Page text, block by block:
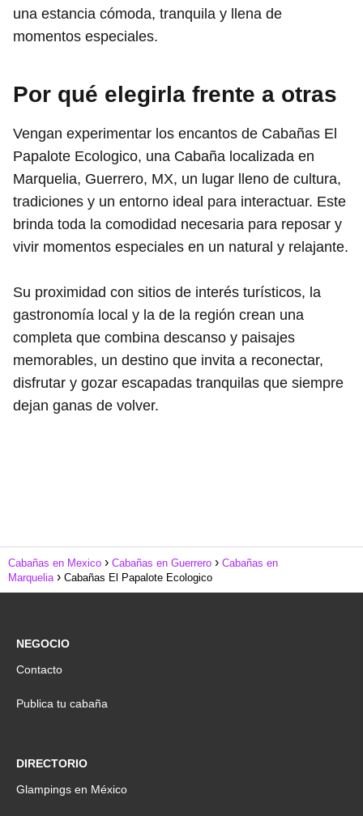
una estancia cómoda, tranquila y llena de
momentos especiales.
Por qué elegirla frente a otras
Vengan experimentar los encantos de Cabañas El
Papalote Ecologico, una Cabaña localizada en
Marquelia, Guerrero, MX, un lugar lleno de cultura,
tradiciones y un entorno ideal para interactuar. Este
brinda toda la comodidad necesaria para reposar y
vivir momentos especiales en un natural y relajante.
Su proximidad con sitios de interés turísticos, la
gastronomía local y la de la región crean una
completa que combina descanso y paisajes
memorables, un destino que invita a reconectar,
disfrutar y gozar escapadas tranquilas que siempre
dejan ganas de volver.
Cabañas en Mexico Cabañas en Guerrero
Cabañas en
Marquelia
Cabañas El Papalote Ecologico
NEGOCIO
Contacto
Publica tu cabaña
DIRECTORIO
Glampings en México